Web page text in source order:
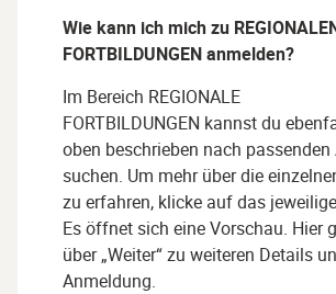
Wie kann ich mich zu
FORTBILDUNGENanmelden?
Im Bereich REGIONALE
FORTBILDUNGEN kannst du
oben beschrieben nach passenden
suchen. Um mehr über die
zu erfahren, klicke auf das
Es öffnet sich eine Vorschau. Hier
über „Weiter“ zu weiteren Details
Anmeldung.